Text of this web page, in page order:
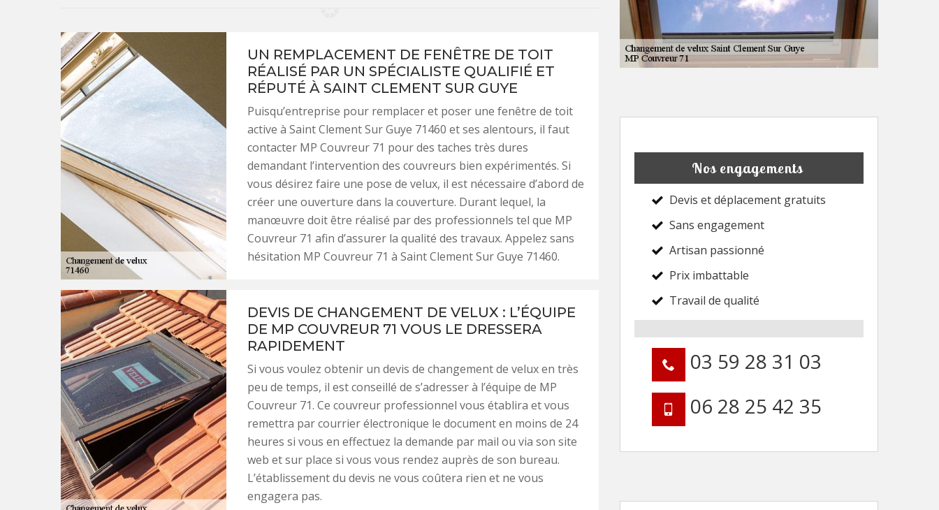
UN REMPLACEMENT DE FENÊTRE DE TOIT
RÉALISÉ PAR UN SPÉCIALISTE QUALIFIÉ ET
RÉPUTÉ À SAINT CLEMENT SUR GUYE
Puisqu’entreprise pour remplacer et poser une fenêtre de toit
active à Saint Clement Sur Guye 71460 et ses alentours, il faut
contacter MP Couvreur 71 pour des taches très dures
demandant l’intervention des couvreurs bien expérimentés. Si
vous désirez faire une pose de velux, il est nécessaire d’abord de
créer une ouverture dans la couverture. Durant lequel, la
manœuvre doit être réalisé par des professionnels tel que MP
Couvreur 71 afin d’assurer la qualité des travaux. Appelez sans
hésitation MP Couvreur 71 à Saint Clement Sur Guye 71460.
DEVIS DE CHANGEMENT DE VELUX : L’ÉQUIPE
DE MP COUVREUR 71 VOUS LE DRESSERA
RAPIDEMENT
Si vous voulez obtenir un devis de changement de velux en très
peu de temps, il est conseillé de s’adresser à l’équipe de MP
Couvreur 71. Ce couvreur professionnel vous établira et vous
remettra par courrier électronique le document en moins de 24
heures si vous en effectuez la demande par mail ou via son site
web et sur place si vous vous rendez auprès de son bureau.
L’établissement du devis ne vous coûtera rien et ne vous
engagera pas.
Nos engagements
Devis et déplacement gratuits
Sans engagement
Artisan passionné
Prix imbattable
Travail de qualité
03 59 28 31 03
06 28 25 42 35